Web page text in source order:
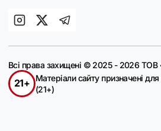
Всі права захищені © 2025 - 2026
21+
Матеріали сайту призначені
(21+)